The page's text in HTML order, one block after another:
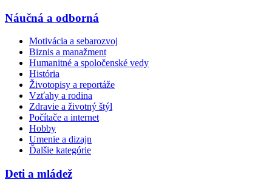
Náučná a odborná
Motivácia a sebarozvoj
Biznis a manažment
Humanitné a spoločenské vedy
História
Životopisy a reportáže
Vzťahy a rodina
Zdravie a životný štýl
Počítače a internet
Hobby
Umenie a dizajn
Ďalšie kategórie
Deti a mládež